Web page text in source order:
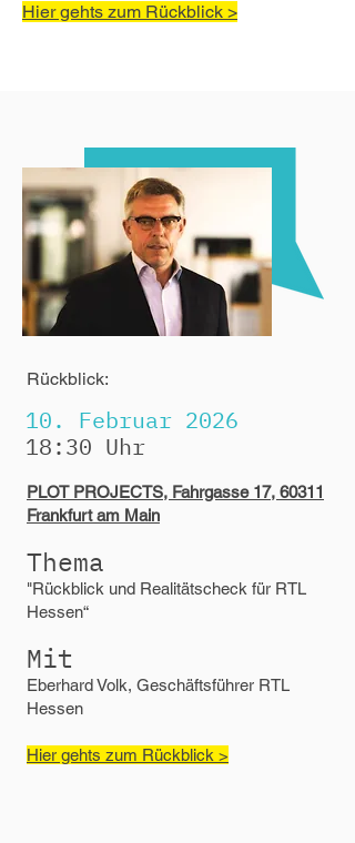
Hier gehts zum Rückblick >
Rückblick:
10. Februar 2026
18:30 Uhr
PLOT PROJECTS, Fahrgasse 17, 60311
Frankfurt am Main
Thema
"Rückblick und Realitätscheck für RTL
Hessen“
Mit
Eberhard Volk, Geschäftsführer RTL
Hessen
Hier gehts zum Rückblick >